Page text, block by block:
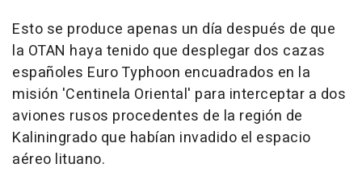
Esto se produce apenas un día después de que
la OTAN haya tenido que desplegar dos cazas
españoles Euro Typhoon encuadrados en la
misión 'Centinela Oriental' para interceptar a dos
aviones rusos procedentes de la región de
Kaliningrado que habían invadido el espacio
aéreo lituano.